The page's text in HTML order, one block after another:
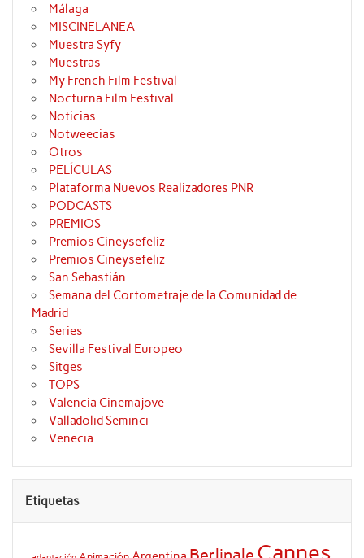
Málaga
MISCINELANEA
Muestra Syfy
Muestras
My French Film Festival
Nocturna Film Festival
Noticias
Notweecias
Otros
PELÍCULAS
Plataforma Nuevos Realizadores PNR
PODCASTS
PREMIOS
Premios Cineysefeliz
Premios Cineysefeliz
San Sebastián
Semana del Cortometraje de la Comunidad de
Madrid
Series
Sevilla Festival Europeo
Sitges
TOPS
Valencia Cinemajove
Valladolid Seminci
Venecia
Etiquetas